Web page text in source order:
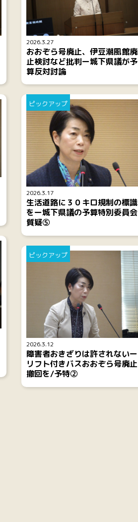
2026.3.27
おおぞら号廃止、伊豆潮風館廃
止検討など批判ー城下県議が予
算反対討論
2026.3.17
ピックアップ
生活道路に３０キロ規制の標識
をー城下県議の予算特別委員会
質疑⑤
2026.3.12
ピックアップ
障害者おきざりは許されないー
リフト付きバスおおぞら号廃止
撤回を/予特②